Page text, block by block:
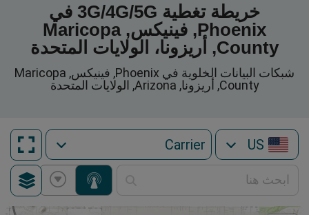
خريطة تغطية 3G/4G/5G في
Phoenix, فينيكس, Maricopa
County, أريزونا، الولايات المتحدة
شبكات البيانات الخلوية في Phoenix, فينيكس, Maricopa
County, أريزونا, Arizona, الولايات المتحدة
US